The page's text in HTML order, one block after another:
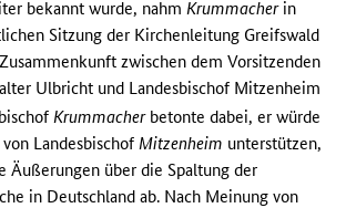
bekannt wurde, nahm Krummacherin
Sitzung der Kirchenleitung Greifswald
zwischen dem Vorsitzenden
Ulbricht und Landesbischof Mitzenheim
Krummacherbetonte dabei, er würde
Landesbischof Mitzenheim unterstützen,
Äußerungen über die Spaltung der
in Deutschland ab. Nach Meinung von